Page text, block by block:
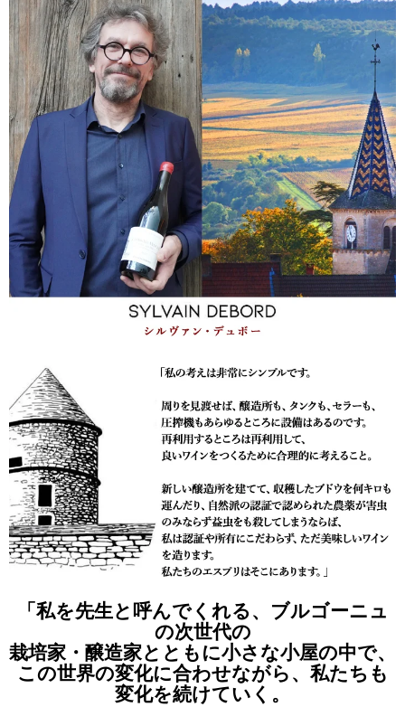
「私を先生と呼んでくれる、
ブルゴーニュ
の次世代の
栽培家・醸造家とともに小さな小屋の中で、
この世界の変化に合わせながら、 私たちも
変化を続けていく。